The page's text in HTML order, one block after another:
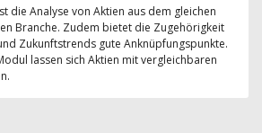
die Analyse von Aktien aus dem gleichen
Branche. Zudem bietet die Zugehörigkeit
Zukunftstrends gute Anknüpfungspunkte.
lassen sich Aktien mit vergleichbaren